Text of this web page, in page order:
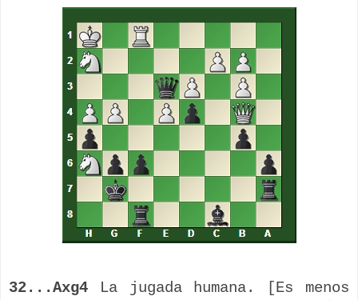
32...Axg4 La jugada humana. [Es menos